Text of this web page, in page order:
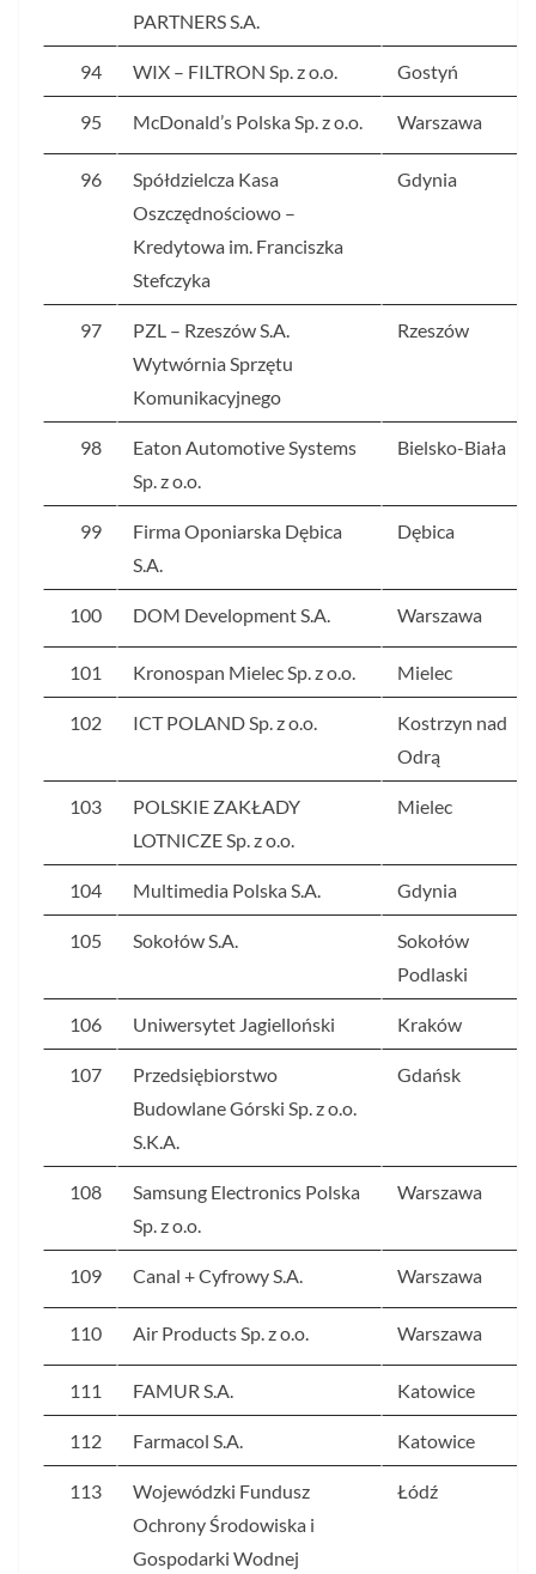
PARTNERS S.A.
94 WIX – FILTRON Sp. z o.o. Gostyń
95 McDonald’s Polska Sp. z o.o. Warszawa
96
Spółdzielcza Kasa
Oszczędnościowo –
Kredytowa im. Franciszka
Stefczyka
Gdynia
97
PZL – Rzeszów S.A.
Wytwórnia Sprzętu
Komunikacyjnego
Rzeszów
98
Eaton Automotive Systems
Sp. z o.o.
Bielsko-Biała
99
Firma Oponiarska Dębica
S.A.
Dębica
100 DOM Development S.A. Warszawa
101 Kronospan Mielec Sp. z o.o. Mielec
102 ICT POLAND Sp. z o.o.
Kostrzyn nad
Odrą
103
POLSKIE ZAKŁADY
LOTNICZE Sp. z o.o.
Mielec
104 Multimedia Polska S.A. Gdynia
105 Sokołów S.A.
Sokołów
Podlaski
106 Uniwersytet Jagielloński Kraków
107
Przedsiębiorstwo
Budowlane Górski Sp. z o.o.
S.K.A.
Gdańsk
108
Samsung Electronics Polska
Sp. z o.o.
Warszawa
109 Canal + Cyfrowy S.A. Warszawa
110 Air Products Sp. z o.o. Warszawa
111 FAMUR S.A. Katowice
112 Farmacol S.A. Katowice
113
Wojewódzki Fundusz
Ochrony Środowiska i
Gospodarki Wodnej
Łódź